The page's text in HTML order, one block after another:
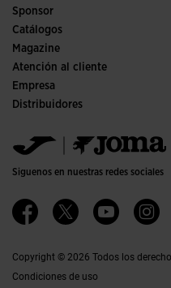
Fútbol sala
Comités y Federaciones
Ediciones especiales
Sponsor
Catálogos
Magazine
Atención al cliente
Condiciones de compra
Transporte y entrega
Preguntas frecuentes
Empresa
Historia
Política de calidad y medio ambiente
Trabaja con nosotros
Proyectos subvencionados
Canal ético
Distribuidores
Jomanet
Área marketing
Contacto
Siguenos en nuestras redes sociales
Copyright © 2026 Todos los
Condiciones de uso